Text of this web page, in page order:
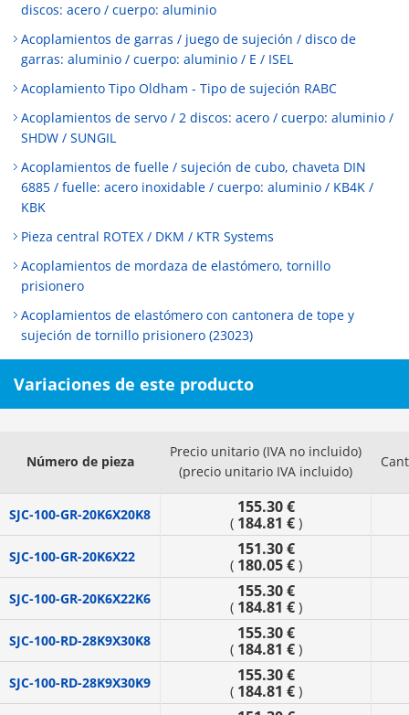
discos: acero / cuerpo: aluminio
Acoplamientos de garras / juego de sujeción / disco de
garras: aluminio / cuerpo: aluminio / E / ISEL
Acoplamiento Tipo Oldham - Tipo de sujeción RABC
Acoplamientos de servo / 2 discos: acero / cuerpo: aluminio /
SHDW / SUNGIL
Acoplamientos de fuelle / sujeción de cubo, chaveta DIN
6885 / fuelle: acero inoxidable / cuerpo: aluminio / KB4K /
KBK
Pieza central ROTEX / DKM / KTR Systems
Acoplamientos de mordaza de elastómero, tornillo
prisionero
Acoplamientos de elastómero con cantonera de tope y
sujeción de tornillo prisionero (23023)
Variaciones de este producto
Número de pieza
Precio unitario (IVA no incluido)
(precio unitario IVA incluido)
SJC-100-GR-20K6X20K8 155.30 €
( 184.81 €)
SJC-100-GR-20K6X22 151.30 €
( 180.05 €)
SJC-100-GR-20K6X22K6 155.30 €
( 184.81 €)
SJC-100-RD-28K9X30K8 155.30 €
( 184.81 €)
SJC-100-RD-28K9X30K9 155.30 €
( 184.81 €)